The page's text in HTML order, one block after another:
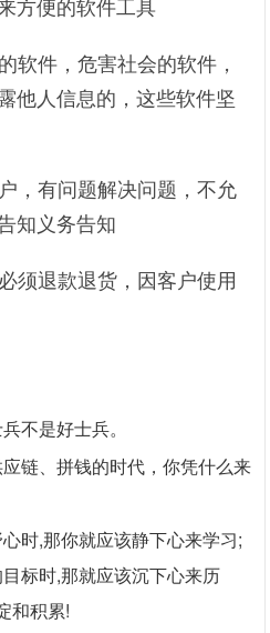
方便的软件工具
软件，危害社会的软件，
他人信息的，这些软件坚
，有问题解决问题，不允
知义务告知
须退款退货，因客户使用
不是好士兵。
链、拼钱的时代，你凭什么来
时,那你就应该静下心来学习;
标时,那就应该沉下心来历
和积累!